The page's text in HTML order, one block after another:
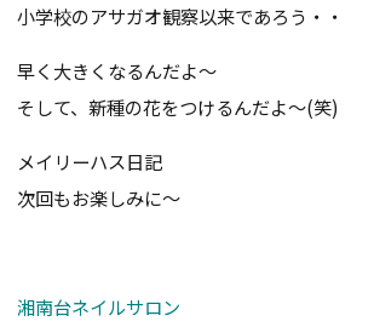
小学校のアサガオ観察以来であろう・・
早く大きくなるんだよ～
そして、新種の花をつけるんだよ～(笑)
メイリーハス日記
次回もお楽しみに～
湘南台ネイルサロン